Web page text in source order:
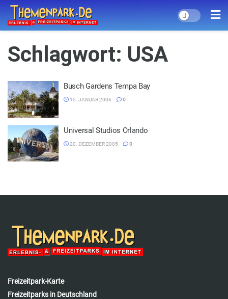
Schlagwort: USA
Busch Gardens Tempa Bay
15. JANUAR 2006 0
Universal Studios Orlando
20. DEZEMBER 2005 0
Freizeitpark-Karte
Freizeitparks in Deutschland